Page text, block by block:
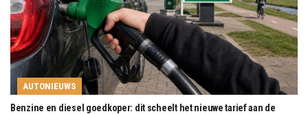
AUTONIEUWS
Benzine en diesel goedkoper: dit scheelt het nieuwe tarief aan de